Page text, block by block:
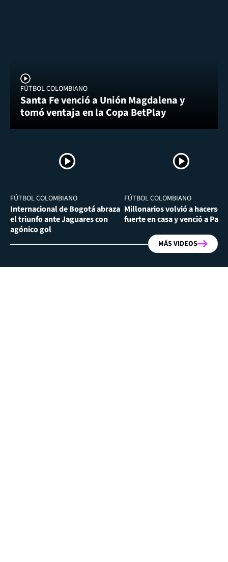
FÚTBOL COLOMBIANO
Santa Fe venció a Unión Magdalena y
tomó ventaja en la Copa BetPlay
FÚTBOL COLOMBIANO
Internacional de Bogotá abraza
el triunfo ante Jaguares con
agónico gol
FÚTBOL COLOMBIANO
Millonarios volvió a hacerse
fuerte en casa y venció a
MÁS VIDEOS